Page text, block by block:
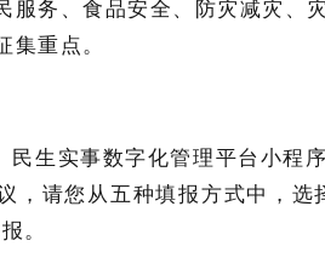
服务、食品安全、防灾减灾、
重点。
生实事数字化管理平台小程
，请您从五种填报方式中，
。